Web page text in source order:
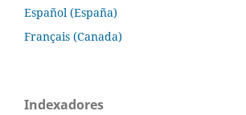
Español (España)
Français (Canada)
Indexadores